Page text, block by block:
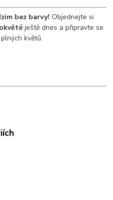
bez barvy! Objednejte si
ještě dnes a připravte se
květů.